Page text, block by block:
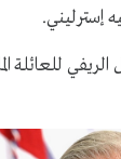
.
للعائلة